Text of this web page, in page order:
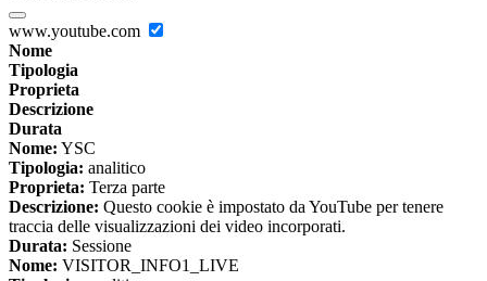
www.youtube.com
Nome
Tipologia
Proprieta
Descrizione
Durata
Nome: YSC
Tipologia: analitico
Proprieta: Terza parte
Descrizione: Questo cookie è impostato da YouTube per tenere
traccia delle visualizzazioni dei video incorporati.
Durata: Sessione
Nome: VISITOR_INFO1_LIVE